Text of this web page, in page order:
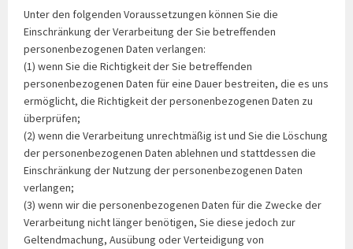
Unter den folgenden Voraussetzungen können Sie die
Einschränkung der Verarbeitung der Sie betreffenden
personenbezogenen Daten verlangen:
(1) wenn Sie die Richtigkeit der Sie betreffenden
personenbezogenen Daten für eine Dauer bestreiten, die es uns
ermöglicht, die Richtigkeit der personenbezogenen Daten zu
überprüfen;
(2) wenn die Verarbeitung unrechtmäßig ist und Sie die Löschung
der personenbezogenen Daten ablehnen und stattdessen die
Einschränkung der Nutzung der personenbezogenen Daten
verlangen;
(3) wenn wir die personenbezogenen Daten für die Zwecke der
Verarbeitung nicht länger benötigen, Sie diese jedoch zur
Geltendmachung, Ausübung oder Verteidigung von